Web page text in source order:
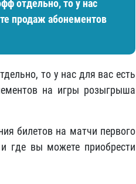
отдельно, то у нас
продаж абонементов
то у нас для вас есть
на игры розыгрыша
билетов на матчи первого
где вы можете приобрести